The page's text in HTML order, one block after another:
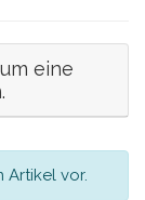
eine
Artikel vor.